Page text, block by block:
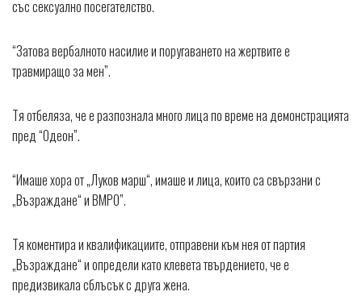
със сексуално посегателство.
“Затова вербалното насилие и поругаването на жертвите е
травмиращо за мен”.
Тя отбеляза, че е разпознала много лица по време на демонстрацията
пред “Одеон”.
“Имаше хора от „Луков марш“, имаше и лица, които са свързани с
„Възраждане“ и ВМРО”.
Тя коментира и квалификациите, отправени към нея от партия
„Възраждане“ и определи като клевета твърдението, че е
предизвикала сблъсък с друга жена.